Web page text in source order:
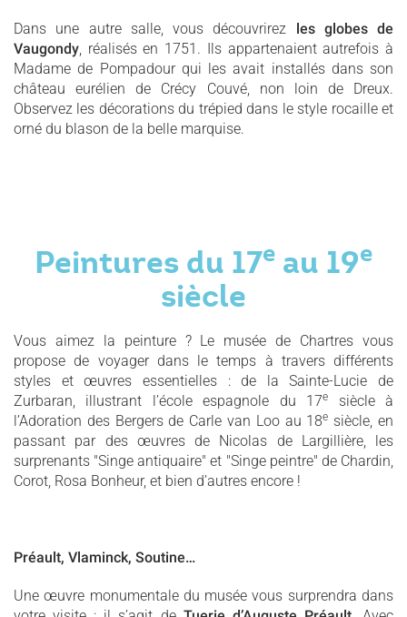
Dans une autre salle, vous découvrirez les globes de
Vaugondy , réalisés en 1751. Ils appartenaient autrefois à
Madame de Pompadour qui les avait installés dans son
château eurélien de Crécy Couvé, non loin de Dreux.
Observez les décorations du trépied dans le style rocaille et
orné du blason de la belle marquise.
Peintures du 17e au 19e
siècle
Vous aimez la peinture ? Le musée de Chartres vous
propose de voyager dans le temps à travers différents
styles et œuvres essentielles : de la Sainte-Lucie de
Zurbaran, illustrant l’école espagnole du 17e
siècle à
l’Adoration des Bergers de Carle van Loo au 18e siècle, en
passant par des œuvres de Nicolas de Largillière, les
surprenants "Singe antiquaire" et "Singe peintre" de Chardin,
Corot, Rosa Bonheur, et bien d’autres encore !
Préault, Vlaminck, Soutine…
Une œuvre monumentale du musée vous surprendra dans